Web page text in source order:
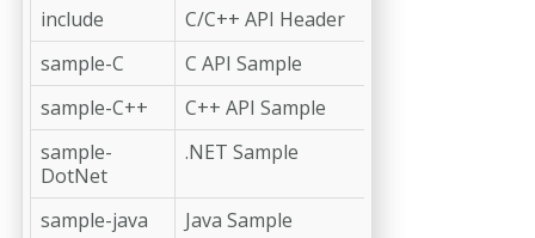
include
C/C++ API Header
sample-C
C API Sample
sample-C++
C++ API Sample
sample-
DotNet
.NET Sample
sample-java Java Sample